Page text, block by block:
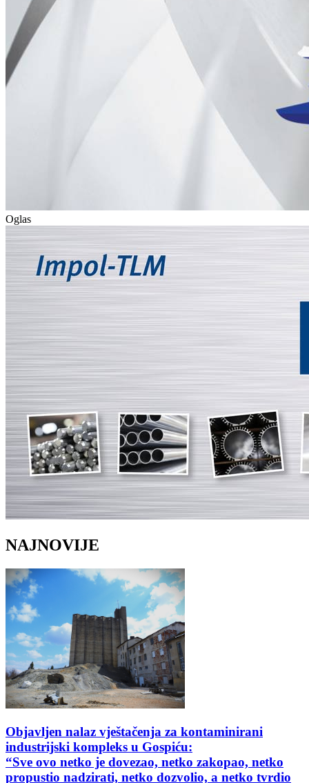
Oglas
NAJNOVIJE
Objavljen nalaz vještačenja za kontaminirani
industrijski kompleks u Gospiću:
“Sve ovo netko je dovezao, netko zakopao, netko
propustio nadzirati, netko dozvolio, a netko tvrdio